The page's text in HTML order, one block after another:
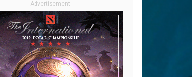
- Advertisement -